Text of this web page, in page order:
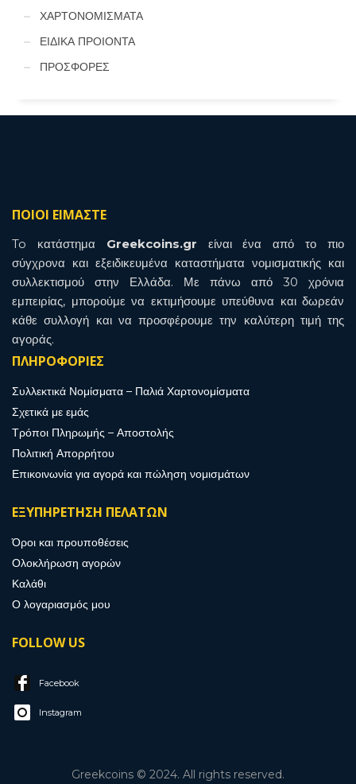
ΧΑΡΤΟΝΟΜΙΣΜΑΤΑ
ΕΙΔΙΚΑ ΠΡΟΙΟΝΤΑ
ΠΡΟΣΦΟΡΕΣ
ΠΟΙΟΙ ΕΙΜΑΣΤΕ
To κατάστημα Greekcoins.gr είναι ένα από το πιο
σύγχρονα και εξειδικευμένα καταστήματα νομισματικής και
συλλεκτισμού στην Ελλάδα. Με πάνω από 30 χρόνια
εμπειρίας, μπορούμε να εκτιμήσουμε υπεύθυνα και δωρεάν
κάθε συλλογή και να προσφέρουμε την καλύτερη τιμή της
αγοράς.
ΠΛΗΡΟΦΟΡΙΕΣ
Συλλεκτικά Νομίσματα – Παλιά Χαρτονομίσματα
Σχετικά με εμάς
Τρόποι Πληρωμής – Αποστολής
Πολιτική Απορρήτου
Επικοινωνία για αγορά και πώληση νομισμάτων
ΕΞΥΠΗΡΕΤΗΣΗ ΠΕΛΑΤΩΝ
Όροι και προυποθέσεις
Ολοκλήρωση αγορών
Καλάθι
Ο λογαριασμός μου
FOLLOW US
Facebook
Instagram
Greekcoins © 2024. All rights reserved.